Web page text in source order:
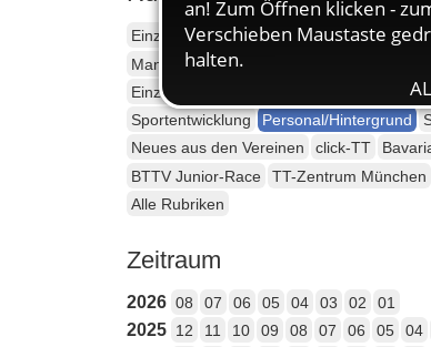
Einzelsport Erwachsene
Mannschaftssport Erwachsene
Einzelsport Jugend
Mannschaftssport
Sportentwicklung
Personal/Hintergrund
Neues aus den Vereinen
click-TT
BTTV Junior-Race
TT-Zentrum München
Alle Rubriken
Zeitraum
2026 08 07 06 05 04 03 02 01
2025 12 11 10 09 08 07 06 05 04